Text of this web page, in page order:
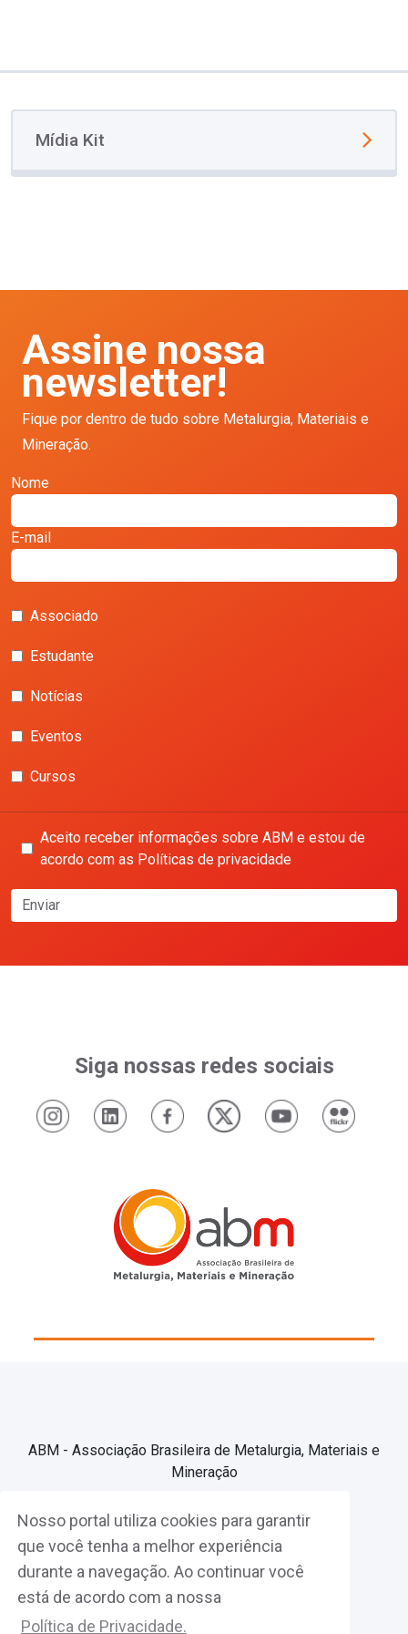
Nosso portal utiliza cookies para garantir
que você tenha a melhor experiência
durante a navegação. Ao continuar você
está de acordo com a nossa
Política de Privacidade.
Mídia Kit
Assine nossa
newsletter!
Fique por dentro de tudo sobre Metalurgia, Materiais e
Mineração.
Nome
E-mail
Associado
Estudante
Notícias
Eventos
Cursos
Aceito receber informações sobre ABM e estou de
acordo com as Políticas de privacidade
Enviar
Siga nossas redes sociais
ABM - Associação Brasileira de Metalurgia, Materiais e
Mineração
Associe-se
Fazer Login